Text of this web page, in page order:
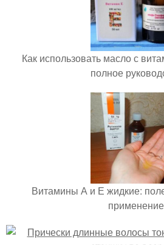
Как использовать масло с
полное
Витамины А и Е жидкие:
применение